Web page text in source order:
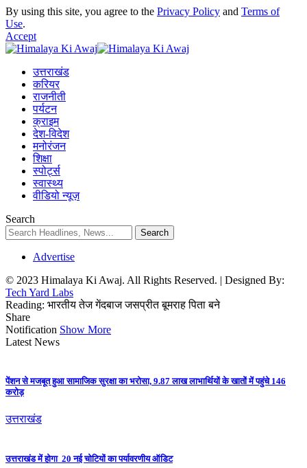
By using this site, you agree to the Privacy Policy and Terms of
Use.
Accept
उत्तराखंड
करियर
राजनीती
पर्यटन
क्राइम
देश-विदेश
मनोरंजन
शिक्षा
स्पोर्ट्स
स्वास्थ्य
वीडियो न्यूज़
Search
Advertise
© 2023 Himalaya Ki Awaj. All Rights Reserved. | Designed By:
Tech Yard Labs
Reading: भारतीय तेज गेंदबाज जसप्रीत बूमराह पिता बने
Share
Notification Show More
Latest News
पेंशन से मजबूत हुआ सामाजिक सुरक्षा का भरोसा, 9.87 लाख लाभार्थियों के खातों में पहुंचे 146
करोड़
उत्तराखंड
उत्तराखंड में होगा 20 नई चोटियों का पर्यावरणीय ऑडिट